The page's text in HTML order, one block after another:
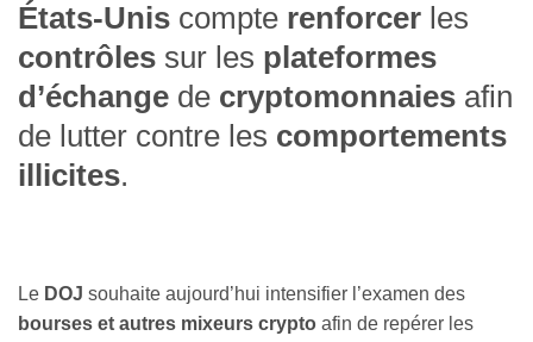
États-Unis compte renforcer les
contrôles sur les plateformes
d’échange de cryptomonnaies afin
de lutter contre les comportements
illicites.
Le DOJ souhaite aujourd’hui intensifier l’examen des
bourses et autres mixeurs crypto afin de repérer les